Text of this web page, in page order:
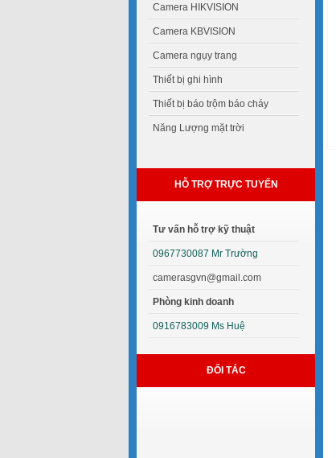
Camera HIKVISION
Camera KBVISION
Camera ngụy trang
Thiết bị ghi hình
Thiết bị báo trộm báo cháy
Năng Lượng mặt trời
HỖ TRỢ TRỰC TUYẾN
Tư vấn hỗ trợ kỹ thuật
0967730087 Mr Trường
camerasgvn@gmail.com
Phòng kinh doanh
0916783009 Ms Huệ
ĐỐI TÁC